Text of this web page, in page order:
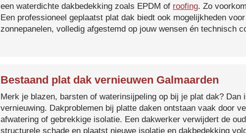
een waterdichte dakbedekking zoals EPDM of roofing. Zo
Een professioneel geplaatst plat dak biedt ook mogelijkheden
zonnepanelen, volledig afgestemd op jouw wensen én technisch
Bestaand plat dak vernieuwen Galmaarden
Merk je blazen, barsten of waterinsijpeling op bij je plat dak? Dan
vernieuwing. Dakproblemen bij platte daken ontstaan vaak door
afwatering of gebrekkige isolatie. Een dakwerker verwijdert de
structurele schade en plaatst nieuwe isolatie en dakbedekking